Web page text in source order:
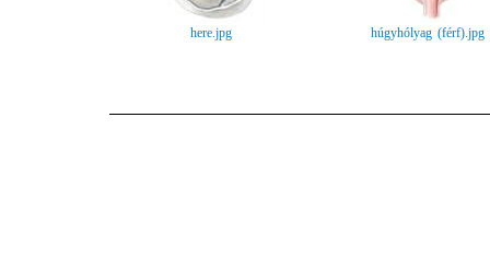
here.jpg húgyhólyag (férf).jpg